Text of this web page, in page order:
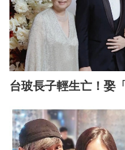
台玻長子輕生亡！娶